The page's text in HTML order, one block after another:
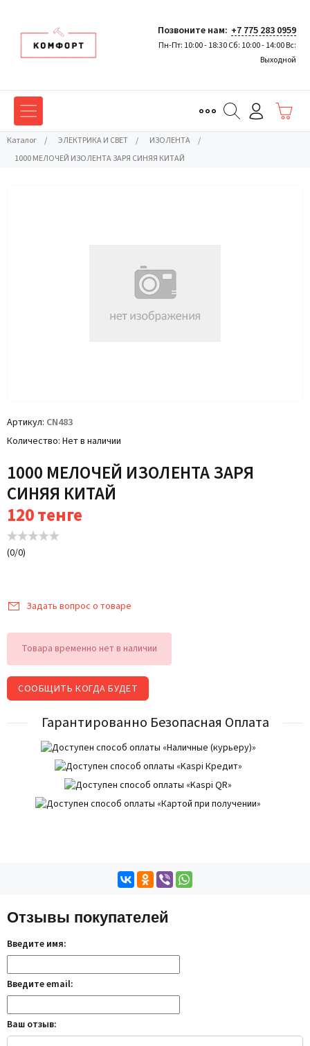
Позвоните нам: +7 775 283 0959
Пн-Пт: 10:00 - 18:30 Сб: 10:00 - 14:00 Вс:
Выходной
Каталог / ЭЛЕКТРИКА И СВЕТ / ИЗОЛЕНТА
/
1000 МЕЛОЧЕЙ ИЗОЛЕНТА ЗАРЯ СИНЯЯ КИТАЙ
Артикул CN483
Количество Нет в наличии
1000 МЕЛОЧЕЙ ИЗОЛЕНТА ЗАРЯ
СИНЯЯ КИТАЙ
120тенге
(0/0)
Задать вопрос о товаре
Товара временно нет в наличии
СООБЩИТЬ КОГДА БУДЕТ
Гарантированно Безопасная Оплата
Отзывы покупателей
Введите имя:
Введите email:
Ваш отзыв: